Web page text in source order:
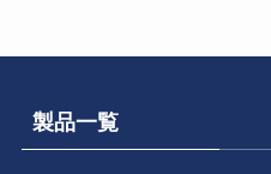
製品一覧